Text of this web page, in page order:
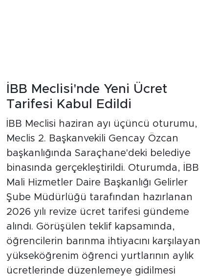
İBB Meclisi'nde Yeni Ücret
Tarifesi Kabul Edildi
İBB Meclisi haziran ayı üçüncü oturumu,
Meclis 2. Başkanvekili Gencay Özcan
başkanlığında Saraçhane'deki belediye
binasında gerçekleştirildi. Oturumda, İBB
Mali Hizmetler Daire Başkanlığı Gelirler
Şube Müdürlüğü tarafından hazırlanan
2026 yılı revize ücret tarifesi gündeme
alındı. Görüşülen teklif kapsamında,
öğrencilerin barınma ihtiyacını karşılayan
yükseköğrenim öğrenci yurtlarının aylık
ücretlerinde düzenlemeye gidilmesi